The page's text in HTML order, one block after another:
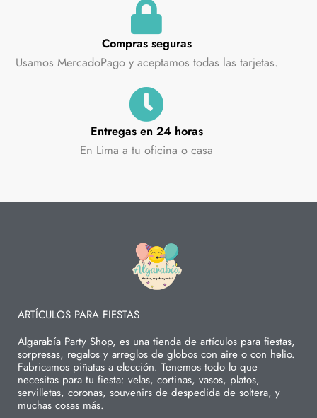
Compras seguras
Usamos MercadoPago y aceptamos todas las tarjetas.
Entregas en 24 horas
En Lima a tu oficina o casa
ARTÍCULOS PARA FIESTAS
Algarabía Party Shop, es una tienda de artículos para fiestas,
sorpresas, regalos y arreglos de globos con aire o con helio.
Fabricamos piñatas a elección. Tenemos todo lo que
necesitas para tu fiesta: velas, cortinas, vasos, platos,
servilletas, coronas, souvenirs de despedida de soltera, y
muchas cosas más.